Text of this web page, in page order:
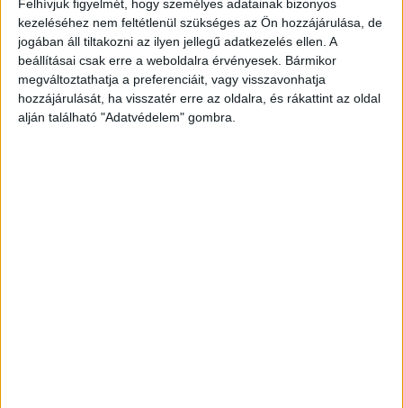
Felhívjuk figyelmét, hogy személyes adatainak bizonyos
kezeléséhez nem feltétlenül szükséges az Ön hozzájárulása, de
jogában áll tiltakozni az ilyen jellegű adatkezelés ellen. A
beállításai csak erre a weboldalra érvényesek. Bármikor
megváltoztathatja a preferenciáit, vagy visszavonhatja
hozzájárulását, ha visszatér erre az oldalra, és rákattint az oldal
alján található "Adatvédelem" gombra.
kidolgozunk, ami egyedi előnyökhöz juttatja őt, legyen szó
akár prémium mozizásról, limitált kiadású termékek
vásárlásáról vagy kedvezmény kuponokról. Amit a
fizetőfal mögött kínálunk, azt biztosan nem találja meg az
olvasónk máshol az interneten” – foglalta össze Maróy
Krisztina főszerkesztő.